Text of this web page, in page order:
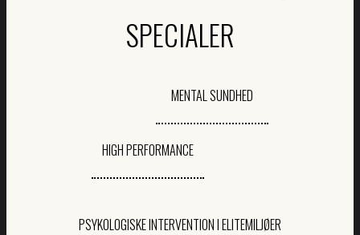
SPECIALER
MENTAL SUNDHED
HIGH PERFORMANCE
PSYKOLOGISKE INTERVENTION I ELITEMILJØER